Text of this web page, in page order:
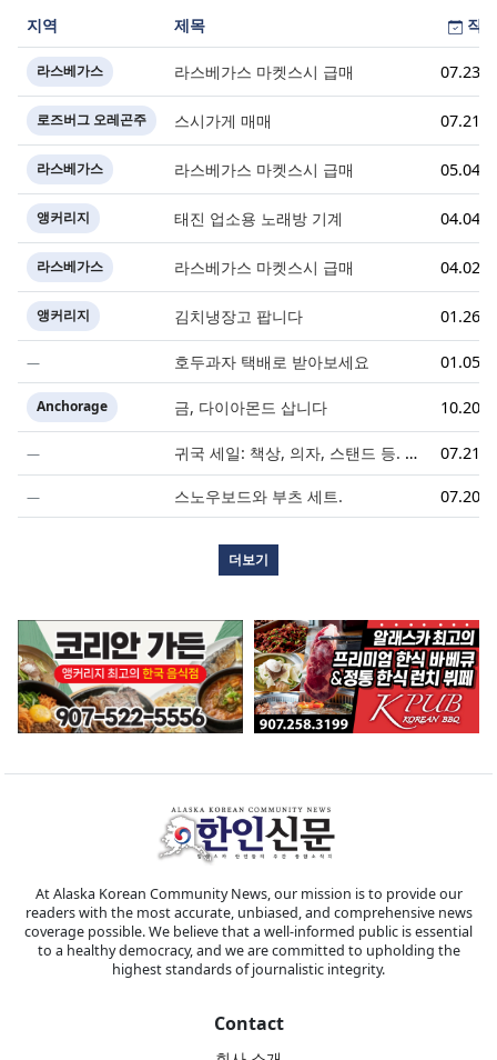
지역 제목 작
라스베가스 라스베가스 마켓스시 급매
로즈버그 오레곤주 스시가게 매매
라스베가스 라스베가스 마켓스시 급매
앵커리지 태진 업소용 노래방 기계
라스베가스 라스베가스 마켓스시 급매
앵커리지 김치냉장고 팝니다
호두과자 택배로 받아보세요
Anchorage 금, 다이아몬드 삽니다
귀국 세일: 책상, 의자, 스탠드 등. 1
스노우보드와 부츠 세트.
더보기
At Alaska Korean Community News, our mission is to provide our
readers with the most accurate, unbiased, and comprehensive news
coverage possible. We believe that a well-informed public is essential
to a healthy democracy, and we are committed to upholding the
highest standards of journalistic integrity.
Contact